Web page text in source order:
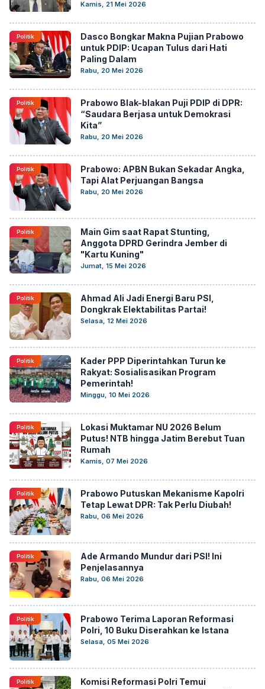
Kamis, 21 Mei 2026
Politik
Dasco Bongkar Makna Pujian Prabowo
untuk PDIP: Ucapan Tulus dari Hati
Paling Dalam
Rabu, 20 Mei 2026
Politik
Prabowo Blak-blakan Puji PDIP di DPR:
“Saudara Berjasa untuk Demokrasi
Kita”
Rabu, 20 Mei 2026
Politik
Prabowo: APBN Bukan Sekadar Angka,
Tapi Alat Perjuangan Bangsa
Rabu, 20 Mei 2026
Politik
Main Gim saat Rapat Stunting,
Anggota DPRD Gerindra Jember di
"Kartu Kuning"
Jumat, 15 Mei 2026
Politik
Ahmad Ali Jadi Energi Baru PSI,
Dongkrak Elektabilitas Partai!
Selasa, 12 Mei 2026
Politik
Kader PPP Diperintahkan Turun ke
Rakyat: Sosialisasikan Program
Pemerintah!
Minggu, 10 Mei 2026
Politik
Lokasi Muktamar NU 2026 Belum
Putus! NTB hingga Jatim Berebut Tuan
Rumah
Kamis, 07 Mei 2026
Politik
Prabowo Putuskan Mekanisme Kapolri
Tetap Lewat DPR: Tak Perlu Diubah!
Rabu, 06 Mei 2026
Politik
Ade Armando Mundur dari PSI! Ini
Penjelasannya
Rabu, 06 Mei 2026
Politik
Prabowo Terima Laporan Reformasi
Polri, 10 Buku Diserahkan ke Istana
Selasa, 05 Mei 2026
Politik
Komisi Reformasi Polri Temui